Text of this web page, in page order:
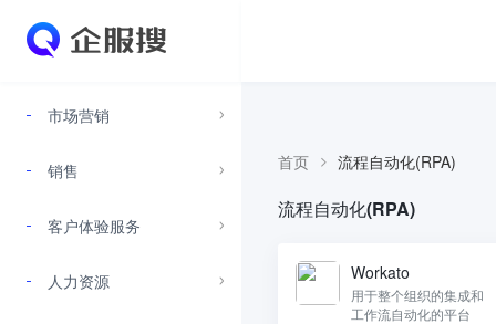
市场营销
销售
客户体验服务
人力资源
首页 流程自动化(RPA)
流程自动化(RPA)
Workato
用于整个组织的集成和
工作流自动化的平台